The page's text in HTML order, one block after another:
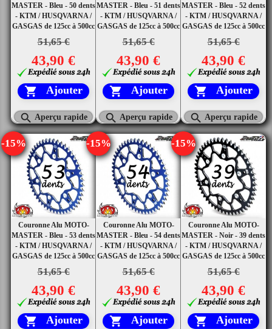
MASTER - Bleu - 50 dents
- KTM / HUSQVARNA /
GASGAS de 125cc à 500cc
51,65 €
43,90 €
 Ajouter
 Aperçu rapide
MASTER - Bleu - 51 dents
- KTM / HUSQVARNA /
GASGAS de 125cc à 500cc
51,65 €
43,90 €
 Ajouter
 Aperçu rapide
MASTER - Bleu - 52 dents
- KTM / HUSQVARNA /
GASGAS de 125cc à 500cc
51,65 €
43,90 €
 Ajouter
 Aperçu rapide
Couronne Alu MOTO-
MASTER - Bleu - 53 dents
- KTM / HUSQVARNA /
GASGAS de 125cc à 500cc
51,65 €
-15%
43,90 €
 Ajouter
Couronne Alu MOTO-
MASTER - Bleu - 54 dents
- KTM / HUSQVARNA /
GASGAS de 125cc à 500cc
51,65 €
-15%
43,90 €
 Ajouter
Couronne Alu MOTO-
MASTER - Noir - 39 dents
- KTM / HUSQVARNA /
GASGAS de 125cc à 500cc
51,65 €
-15%
43,90 €
 Ajouter